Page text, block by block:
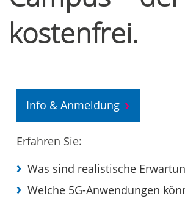
kostenfrei.
Info & Anmeldung
Erfahren Sie:
Was sind realistische
Welche 5G-Anwendungen